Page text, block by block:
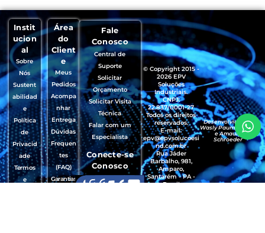
Instit
ucion
al
Sobre
Nós
Sustent
abilidad
e
Política
de
Privacid
ade
Termos
e
Área
do
Client
e
Meus
Pedidos
Acompa
nhar
Entrega
Dúvidas
Frequen
tes
(FAQ)
Garantias
Fale
Conosco
Central de
Suporte
Solicitar
Orçamento
Solicitar Visita
Técnica
Falar com um
Especialista
Conecte-se
Conosco
© Copyright 2015 -
2026 EPV
Soluções
Industriais.
CNPJ:
22.837/0001-27
Todos os direitos
reservados.
E-mail:
epv@epvsolucoesi
nd.com.br
Rua Jáder
Barbalho, 981,
Amparo,
Santarém - PA -
Brasil
Desenvolvido por
Wasly Paumgartten
e Amaury
Schroeder